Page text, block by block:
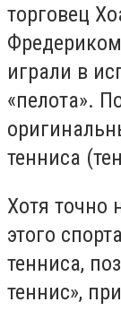
торговец
играли в
«пелота».
тенниса
Хотя точно
этого
тенниса,
теннис»,